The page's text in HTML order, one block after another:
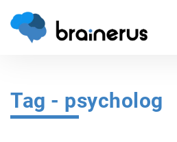
Tag - psycholog